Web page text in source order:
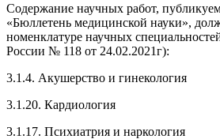
Содержание научных работ,
«Бюллетень медицинской науки»,
номенклатуре научных
России № 118 от 24.02.2021г):
3.1.4. Акушерство и гинекология
3.1.20. Кардиология
3.1.17. Психиатрия и наркология